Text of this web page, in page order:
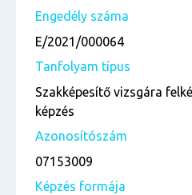
Engedély száma
E/2021/000064
Tanfolyam típus
Szakképesítő vizsgára
képzés
Azonosítószám
07153009
Képzés formája